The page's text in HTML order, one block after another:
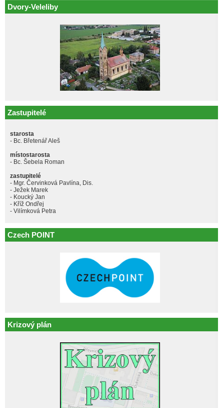
Dvory-Veleliby
Zastupitelé
starosta
- Bc. Břetenář Aleš
místostarosta
- Bc. Šebela Roman
zastupitelé
- Mgr. Červinková Pavlína, Dis.
- Ježek Marek
- Koucký Jan
- Kříž Ondřej
- Vilímková Petra
Czech POINT
Krizový plán